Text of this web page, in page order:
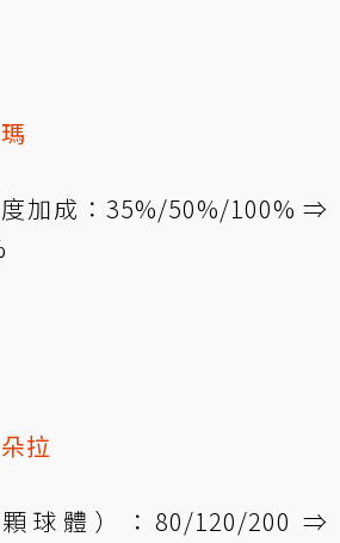
加成：35%/50%/100% ⇒
拉
球體）：80/120/200 ⇒